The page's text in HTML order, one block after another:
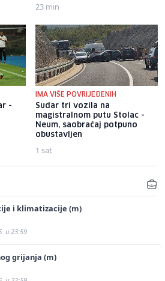
23 min
-
IMA VIŠE POVRIJEĐENIH
Sudar tri vozila na
magistralnom putu Stolac -
Neum, saobraćaj potpuno
obustavljen
1 sat
i klimatizacije (m)
u 23:59
grijanja (m)